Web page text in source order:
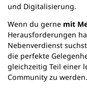
und Digitalisierung.
Wenn du gerne mit
Herausforderungen
Nebenverdienst
die perfekte
gleichzeitig Teil einer
Community zu werden.